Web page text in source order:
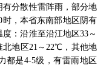
分散性雷阵雨，部分地
时，本省东南部地区阴有
：沿淮至沿江地区33～
地区21～22℃，其他地
都是4-5级，有雷雨地区